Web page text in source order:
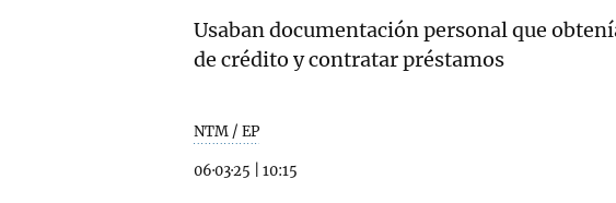
Usaban documentación personal que
de crédito y contratar préstamos
NTM / EP
06·03·25 10:15